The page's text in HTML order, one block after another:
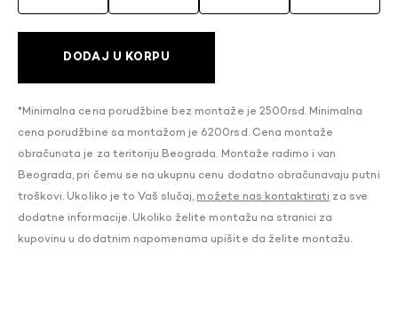
DODAJ U KORPU
*Minimalna cena porudžbine bez montaže je 2500rsd. Minimalna
cena porudžbine sa montažom je 6200rsd. Cena montaže
obračunata je za teritoriju Beograda. Montaže radimo i van
Beograda, pri čemu se na ukupnu cenu dodatno obračunavaju putni
troškovi. Ukoliko je to Vaš slučaj, možete nas kontaktirati za sve
dodatne informacije. Ukoliko želite montažu na stranici za
kupovinu u dodatnim napomenama upišite da želite montažu.